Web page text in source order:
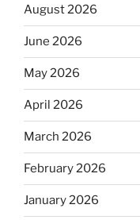
August 2026
June 2026
May 2026
April 2026
March 2026
February 2026
January 2026